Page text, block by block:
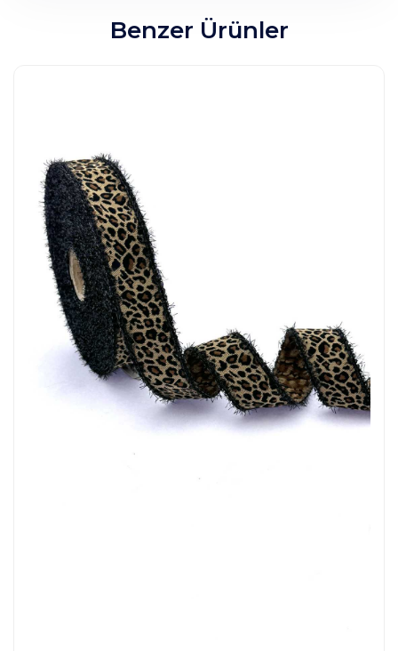
Benzer Ürünler